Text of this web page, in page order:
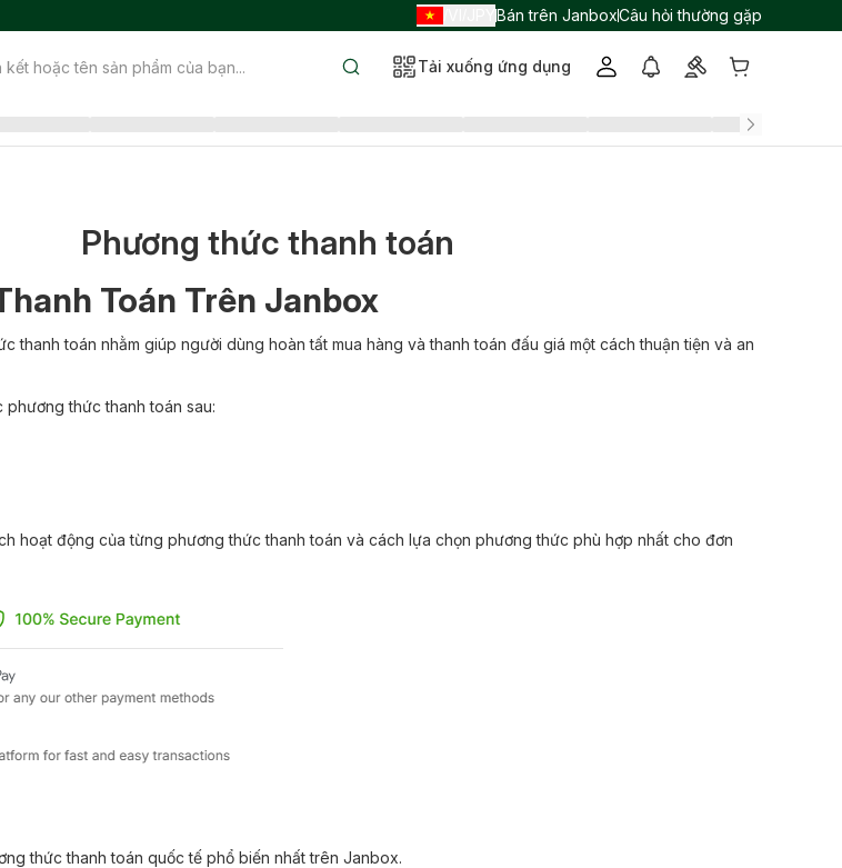
Bán trên JanboxCâu hỏi thường gặp
Tải xuống ứng dụng
Phương thức thanh toán
Toán Trên Janbox
thanh toán nhằm giúp người dùng hoàn tất mua hàng và thanh toán đấu giá một cách thuận tiện và an
thức thanh toán sau:
hoạt động của từng phương thức thanh toán và cách lựa chọn phương thức phù hợp nhất cho đơn
thức thanh toán quốc tế phổ biến nhất trên Janbox.